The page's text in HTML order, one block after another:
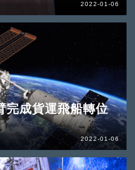
2022-01-06
完成貨運飛船轉位
2022-01-06